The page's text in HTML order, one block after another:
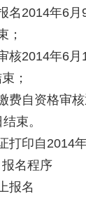
2014年6月
；
核2014年6月
；
自资格审核
束。
印自2014年
名程序
报名